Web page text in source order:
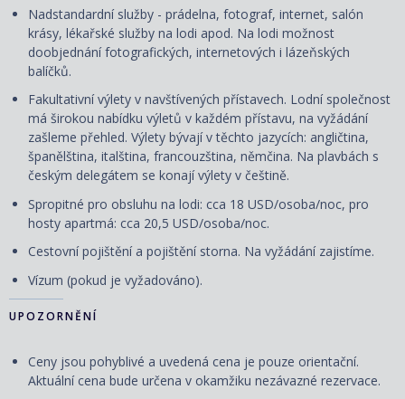
Nadstandardní služby - prádelna, fotograf, internet, salón
krásy, lékařské služby na lodi apod. Na lodi možnost
doobjednání fotografických, internetových i lázeňských
balíčků.
Fakultativní výlety v navštívených přístavech. Lodní společnost
má širokou nabídku výletů v každém přístavu, na vyžádání
zašleme přehled. Výlety bývají v těchto jazycích: angličtina,
španělština, italština, francouzština, němčina. Na plavbách s
českým delegátem se konají výlety v češtině.
Spropitné pro obsluhu na lodi: cca 18 USD/osoba/noc, pro
hosty apartmá: cca 20,5 USD/osoba/noc.
Cestovní pojištění a pojištění storna. Na vyžádání zajistíme.
Vízum (pokud je vyžadováno).
UPOZORNĚNÍ
Ceny jsou pohyblivé a uvedená cena je pouze orientační.
Aktuální cena bude určena v okamžiku nezávazné rezervace.